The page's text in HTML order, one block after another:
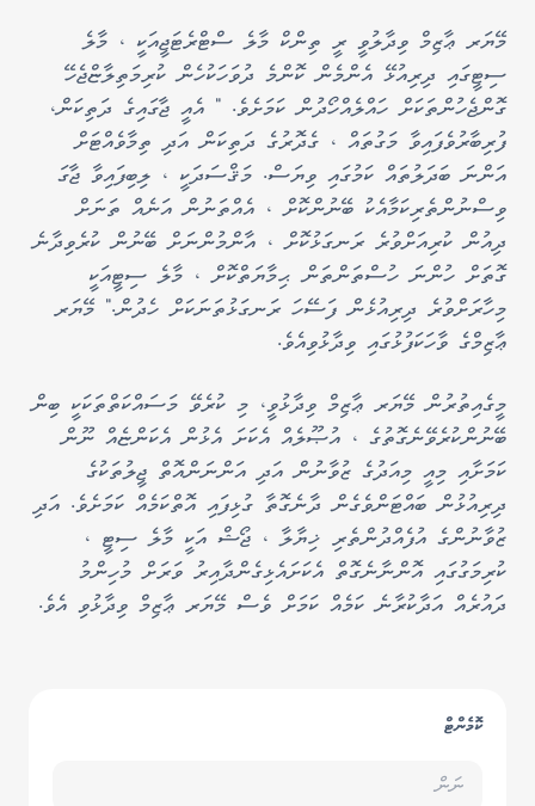
މޭޔަރ ޢާޒިމް ވިދާލުވީ ރީ ތިންކް މާލެ ސްޓްރެޓަޖީއަކީ ، މާލެ
ސިޓީގައި ދިރިއުޅޭ އެންމެން ކޮންމެ ދުވަހަކުހެން ކުރިމަތިލާޏްޖެހޭ
ގޮންޖެހުންތަކަށް ހައްލެއްހޯދުން ކަމަށެވެ. " އެއީ ޖާގައިގެ ދަތިކަން،
ފުރިބާރުވެފައިވާ މަގުތައް ، ގެދޮރުގެ ދަތިކަން އަދި ތިމާވެއްޓަށް
އަންނަ ބަދަލުތައް ކަމުގައި ވިޔަސް. މަޤްސަދަކީ ، ލިބިފައިވާ ޖާގަ
ވިސްނުންތެރިކަމާއެކު ބޭނުންކޮށް ، އެއްތަނުން އަނެއް ތަނަށް
ދިއުން ކުރިއަށްވުރެ ރަނގަޅުކޮށް ، އާންމުންނަށް ބޭނުން ކުރެވިދާނެ
ގޮތަށް ހުންނަ ހުސްތަންތަން ޙިމާޔަތްކޮށް ، މާލެ ސިޓީއަކީ
މިހާރަށްވުރެ ދިރިއުޅެން ފަސޭހަ ރަނގަޅުތަނަކަށް ހެދުން." މޭޔަރ
ޢާޒިމްގެ ވާހަކަފުޅުގައި ވިދާޅުވިއެވެ.
މީގެއިތުރުން މޭޔަރ ޢާޒިމް ވިދާޅުވީ، މި ކުރެވޭ މަސައްކަތްތަކަކީ ބިން
ބޭނުންކުރެވޭނެގޮތުގެ ، އުޞޫލެއް އެކަށަ އެޅުން އެކަންޏެއް ނޫން
ކަމަށާއި މިއީ މިއަދުގެ ޒުވާނުން އަދި އަންނަންއޮތް ޖީލުތަކުގެ
ދިރިއުޅުން ބައްޓަންވެގެން ދާނެގޮތާ ގުޅިފައި އޮތްކަމެއް ކަމަށެވެ. އަދި
ޒުވާނުންގެ އުފެއްދުންތެރި ޚިޔާލާ ، ޖޯޝް އަކީ މާލެ ސިޓީ ،
ކުރިމަގުގައި އޮންނާނެގޮތް އެކަށައެޅިގެންދާއިރު ވަރަށް މުހިންމު
ދައުރެއް އަދާކުރާނެ ކަމެއް ކަމަށް ވެސް މޭޔަރ ޢާޒިމް ވިދާޅުވި އެވެ.
ކޮމެންޓް